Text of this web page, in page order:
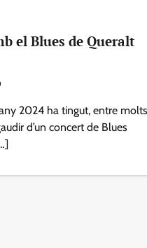
el Blues de Queralt
2024 ha tingut, entre
d’un concert de Blues